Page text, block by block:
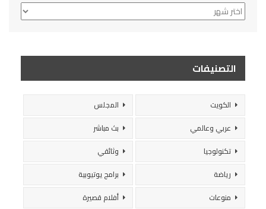
الأرشيف
التصنيفات
الكويت
المجلس
عربي وعالمي
بث مباشر
تكنولوجيا
وثائقي
رياضة
برامج يوتيوبية
منوعات
أفلام قصيرة